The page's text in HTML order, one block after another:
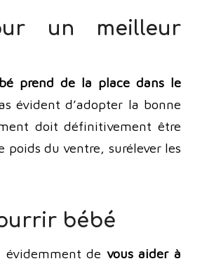
un meilleur
prend de la place dans le
évident d’adopter la bonne
doit définitivement être
du ventre, surélever les
bébé
évidemment de vous aider à